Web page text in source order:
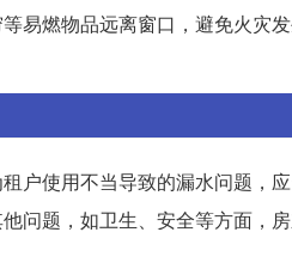
易燃物品远离窗口，避免火灾
户使用不当导致的漏水问题，
问题，如卫生、安全等方面，